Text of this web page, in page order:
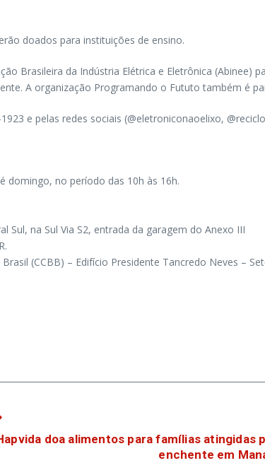
doados para instituições de ensino.
Brasileira da Indústria Elétrica e Eletrônica (Abinee)
A organização Programando o Fututo também é
e pelas redes sociais (@eletroniconaoelixo,
domingo, no período das 10h às 16h.
Sul, na Sul Via S2, entrada da garagem do Anexo III
(CCBB) – Edifício Presidente Tancredo Neves –
doa alimentos para famílias atingidas
enchente em